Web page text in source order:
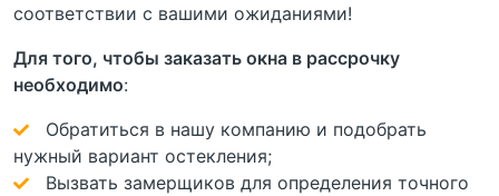
соответствии с вашими ожиданиями!
Для того, чтобы заказать окна в рассрочку
необходимо:
Обратиться в нашу компанию и подобрать
нужный вариант остекления;
Вызвать замерщиков для определения точного